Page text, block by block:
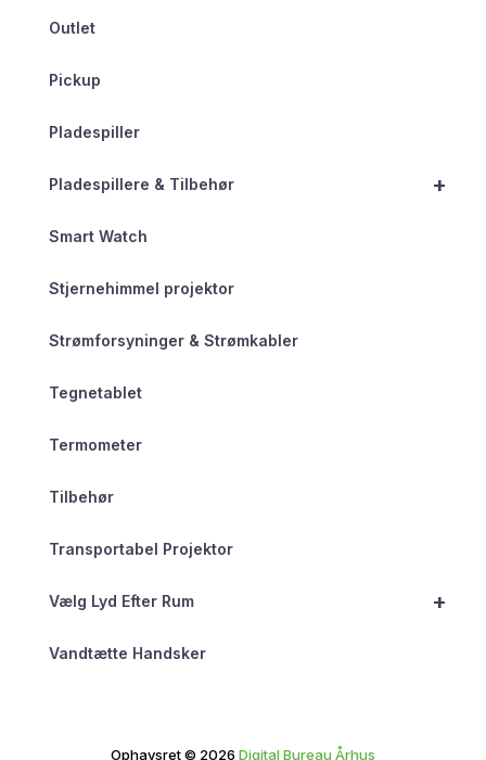
Outlet
Pickup
Pladespiller
+
Pladespillere & Tilbehør
Smart Watch
Stjernehimmel projektor
Strømforsyninger & Strømkabler
Tegnetablet
Termometer
Tilbehør
Transportabel Projektor
+
Vælg Lyd Efter Rum
Vandtætte Handsker
Ophavsret © 2026 Digital Bureau Århus